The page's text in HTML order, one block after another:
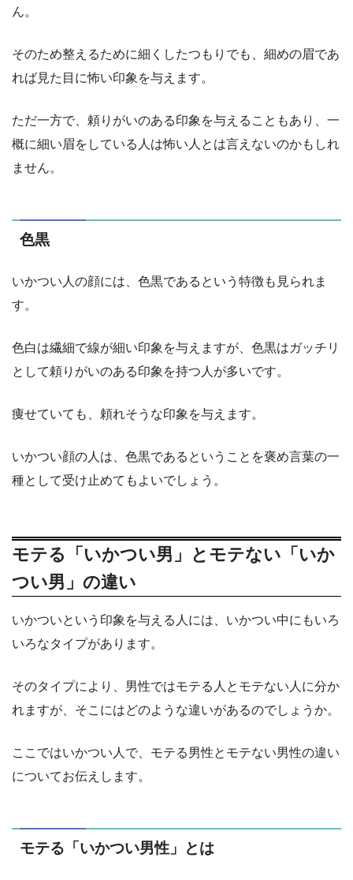
ん。
そのため整えるために細くしたつもりでも、細めの眉であ
れば見た目に怖い印象を与えます。
ただ一方で、頼りがいのある印象を与えることもあり、一
概に細い眉をしている人は怖い人とは言えないのかもしれ
ません。
色黒
いかつい人の顔には、色黒であるという特徴も見られま
す。
色白は繊細で線が細い印象を与えますが、色黒はガッチリ
として頼りがいのある印象を持つ人が多いです。
痩せていても、頼れそうな印象を与えます。
いかつい顔の人は、色黒であるということを褒め言葉の一
種として受け止めてもよいでしょう。
モテる「いかつい男」とモテない「いか
つい男」の違い
いかついという印象を与える人には、いかつい中にもいろ
いろなタイプがあります。
そのタイプにより、男性ではモテる人とモテない人に分か
れますが、そこにはどのような違いがあるのでしょうか。
ここではいかつい人で、モテる男性とモテない男性の違い
についてお伝えします。
モテる「いかつい男性」とは